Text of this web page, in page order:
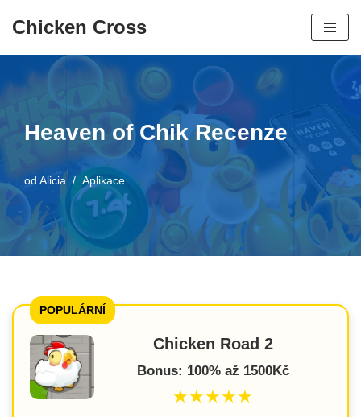
obsah
Chicken Cross
Heaven of Chik Recenze
od Alicia Aplikace
POPULÁRNÍ
Chicken Road 2
Bonus: 100% až 1500Kč
★★★★★